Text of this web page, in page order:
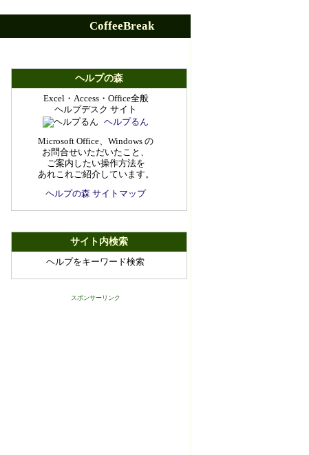
CoffeeBreak
ヘルプの森
Excel・Access・Office全般
ヘルプデスク サイト
ヘルプるん
Microsoft Office、Windows の
お問合せいただいたこと、
ご案内したい操作方法を
あれこれご紹介しています。
ヘルプの森 サイトマップ
サイト内検索
ヘルプをキーワード検索
スポンサーリンク